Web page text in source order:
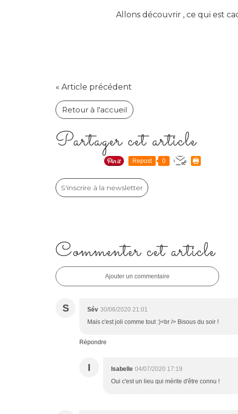
Allons découvrir , ce qui est
« Article précédent
Retour à l'accueil
Partager cet article
Repost 0
S'inscrire à la newsletter
Commenter cet article
Ajouter un commentaire
S Sév 30/06/2020 21:01
Mais c'est joli comme tout :)<br /> Bisous du soir !
Répondre
I Isabelle 04/07/2020 17:19
Oui c'est un lieu qui mérite d'être connu !